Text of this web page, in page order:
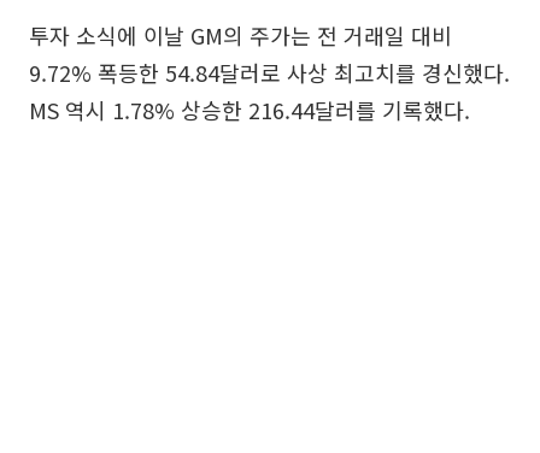
투자 소식에 이날 GM의 주가는 전 거래일 대비
9.72% 폭등한 54.84달러로 사상 최고치를 경신했다.
MS 역시 1.78% 상승한 216.44달러를 기록했다.